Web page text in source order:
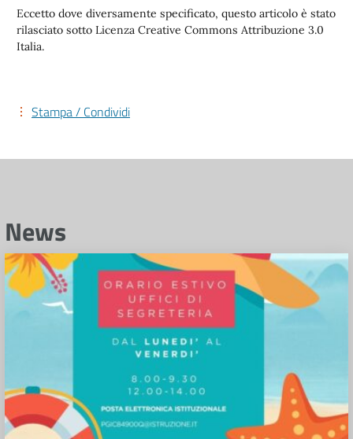
Eccetto dove diversamente specificato, questo articolo è stato
rilasciato sotto Licenza Creative Commons Attribuzione 3.0
Italia.
Stampa / Condividi
News